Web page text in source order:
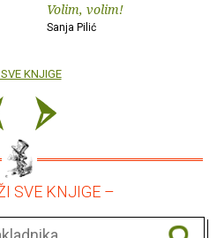
Volim, volim!
Sanja Pilić
KNJIGE
SVE KNJIGE –